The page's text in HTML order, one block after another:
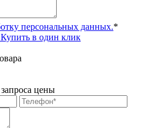
персональных данных.*
Купить в один клик
цены